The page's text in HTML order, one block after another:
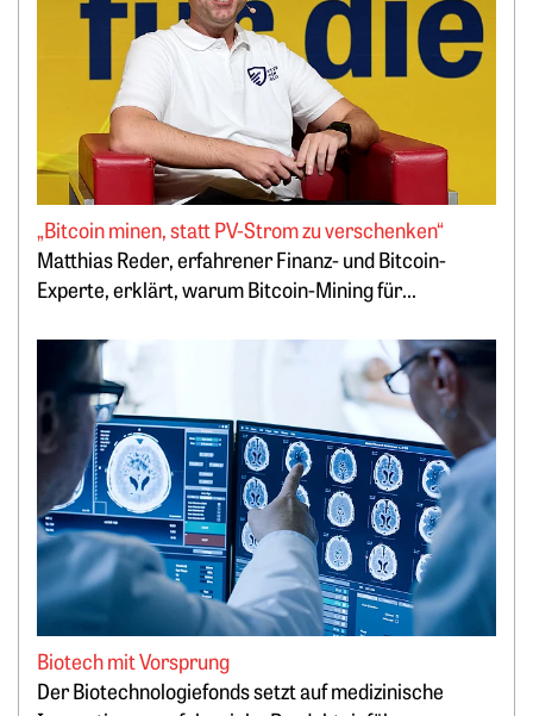
Springe zum Ende des Werbebanners
„Bitcoin minen, statt PV-Strom zu verschenken“
Matthias Reder, erfahrener Finanz- und Bitcoin-
Experte, erklärt, warum Bitcoin-Mining für...
Biotech mit Vorsprung
Der Biotechnologiefonds setzt auf medizinische
Weiterlesen: Biotech mit Vorsprung